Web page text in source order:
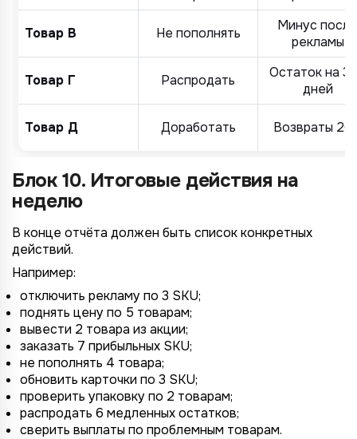
Товар В Не пополнять
Минус после
рекламы
Товар Г Распродать
Остаток на
дней
Товар Д Доработать Возвраты
Блок 10. Итоговые действия на
неделю
В конце отчёта должен быть список конкретных
действий.
Например:
отключить рекламу по 3 SKU;
поднять цену по 5 товарам;
вывести 2 товара из акции;
заказать 7 прибыльных SKU;
не пополнять 4 товара;
обновить карточки по 3 SKU;
проверить упаковку по 2 товарам;
распродать 6 медленных остатков;
сверить выплаты по проблемным товарам.